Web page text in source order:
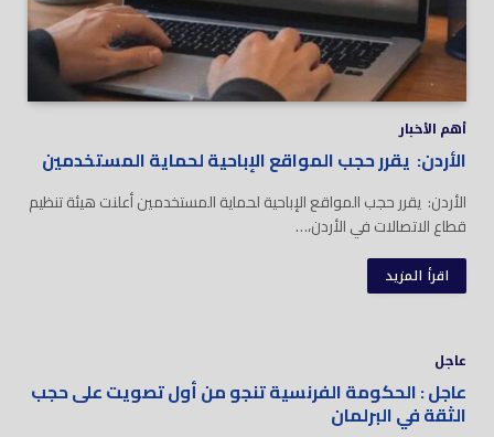
أهم الأخبار
الأردن: يقرر حجب المواقع الإباحية لحماية المستخدمين
الأردن: يقرر حجب المواقع الإباحية لحماية المستخدمين أعلنت هيئة تنظيم
قطاع الاتصالات في الأردن،…
اقرأ المزيد
عاجل
عاجل : ‏الحكومة الفرنسية تنجو من أول تصويت على حجب
الثقة في البرلمان